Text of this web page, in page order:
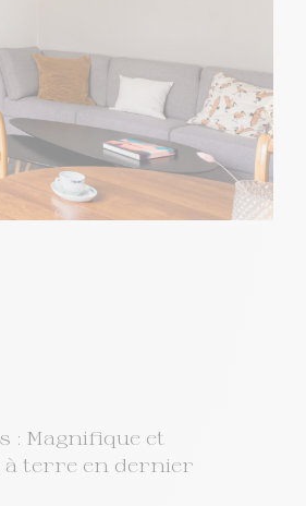
: Magnifique et
à terre en dernier